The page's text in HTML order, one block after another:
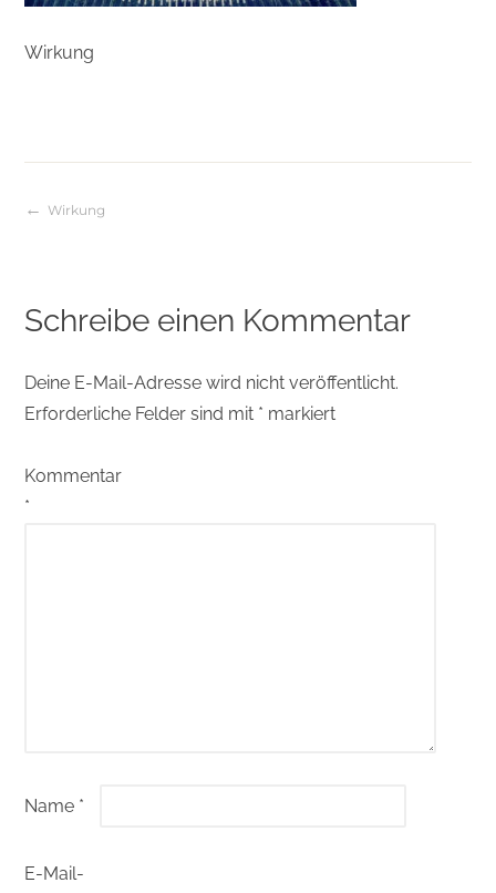
Wirkung
Beitragsnavigation
Wirkung
Schreibe einen Kommentar
Deine E-Mail-Adresse wird nicht veröffentlicht.
Erforderliche Felder sind mit * markiert
Kommentar
*
Name *
E-Mail-